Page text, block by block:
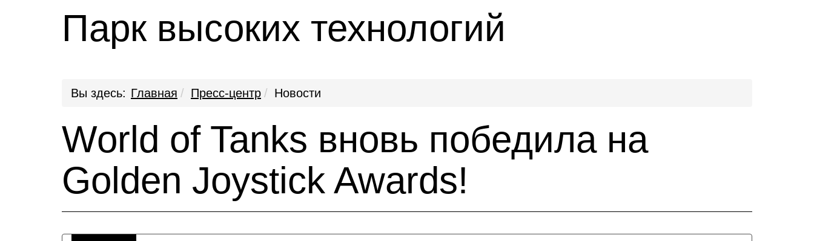
Парк высоких технологий
Вы здесь: Главная Пресс-центр Новости
World of Tanks вновь победила на
Golden Joystick Awards!